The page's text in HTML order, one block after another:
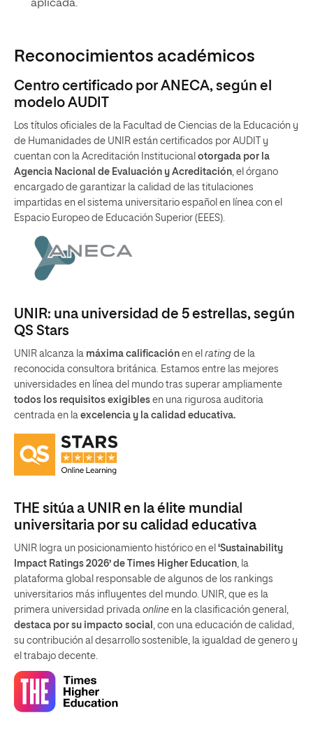
aplicada.
Reconocimientos académicos
Centro certificado por ANECA, según el
modelo AUDIT
Los títulos oficiales de la Facultad de Ciencias de la Educación y
de Humanidades de UNIR están certificados por AUDIT y
cuentan con la Acreditación Institucional otorgada por la
Agencia Nacional de Evaluación y Acreditación, el órgano
encargado de garantizar la calidad de las titulaciones
impartidas en el sistema universitario español en línea con el
Espacio Europeo de Educación Superior (EEES).
UNIR: una universidad de 5 estrellas, según
QS Stars
UNIR alcanza la máxima calificación en el rating de la
reconocida consultora británica. Estamos entre las mejores
universidades en línea del mundo tras superar ampliamente
todos los requisitos exigibles en una rigurosa auditoria
centrada en la excelencia y la calidad educativa.
THE sitúa a UNIR en la élite mundial
universitaria por su calidad educativa
UNIR logra un posicionamiento histórico en el ‘Sustainability
Impact Ratings 2026’ de Times Higher Education , la
plataforma global responsable de algunos de los rankings
universitarios más influyentes del mundo. UNIR, que es la
primera universidad privada online en la clasificación general,
destaca por su impacto social
, con una educación de calidad,
su contribución al desarrollo sostenible, la igualdad de genero y
el trabajo decente.